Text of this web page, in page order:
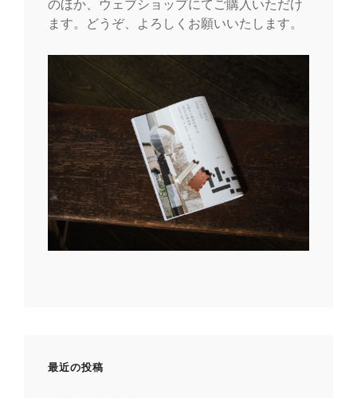
のほか、ウェブショップにてご購入いただけ
ます。どうぞ、よろしくお願いいたします。
最近の投稿